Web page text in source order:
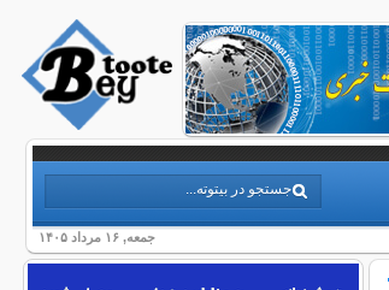
جمعه, ۱۶ مرداد ۱۴۰۵